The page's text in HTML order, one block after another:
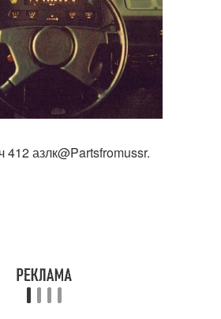
412 азлк@Partsfromussr.